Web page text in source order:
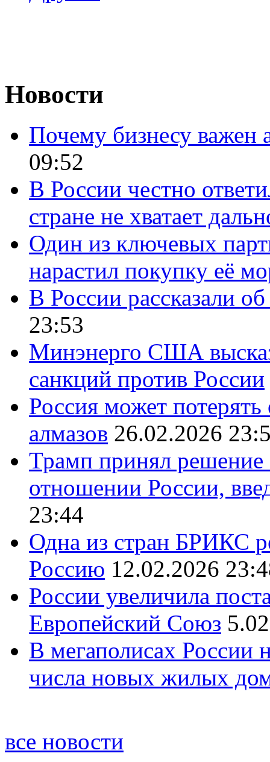
Новости
Почему бизнесу важен
09:52
В России честно
стране не хватает
Один из ключевых
нарастил покупку её
В России рассказали
23:53
Минэнерго США
санкций против России
Россия может
алмазов 26.02.2026
Трамп принял решение
отношении России,
23:44
Одна из стран БРИКС
Россию 12.02.2026
России увеличила
Европейский Союз
В мегаполисах России
числа новых жилых
все новости